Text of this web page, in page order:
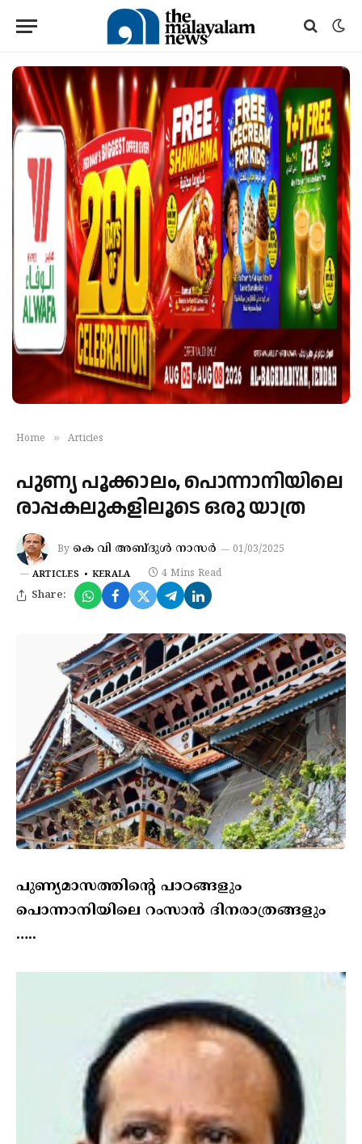
Home » Articles
പുണ്യ പൂക്കാലം, പൊന്നാനിയിലെ
രാപ്പകലുകളിലൂടെ ഒരു യാത്ര
By കെ വി അബ്ദുൾ നാസർ 01/03/2025
ARTICLES KERALA 4 Mins Read
Share:
പുണ്യമാസത്തിന്റെ പാഠങ്ങളും
പൊന്നാനിയിലെ റംസാൻ ദിനരാത്രങ്ങളും
…..